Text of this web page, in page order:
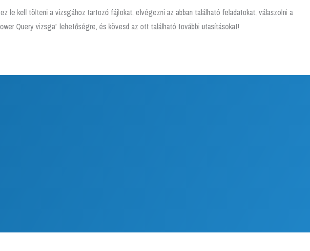
le kell tölteni a vizsgához tartozó fájlokat, elvégezni az abban található feladatokat, válaszolni a
Query vizsga” lehetőségre, és kövesd az ott található további utasításokat!